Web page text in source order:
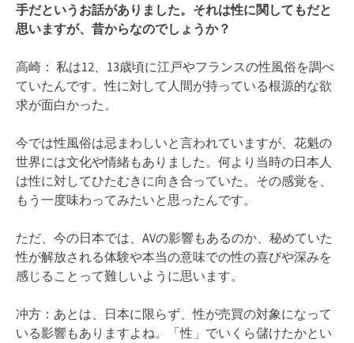
手だというお話がありました。それは性に関してもだと
思いますが、昔からなのでしょうか？
高崎： 私は12、13歳頃に江戸やフランスの性風俗を調べ
ていたんです。性に対して人間が持っている根源的な欲
求が面白かった。
今では性風俗は忌まわしいと言われていますが、花魁の
世界には文化や情緒もありました。何より当時の日本人
は性に対してひたむきに向き合っていた。その感覚を、
もう一度味わってみたいと思ったんです。
ただ、今の日本では、AVの影響もあるのか、秘めていた
性が解放される体験や本当の意味での性の喜びや深みを
感じることって難しいように思います。
冲方：あとは、日本に限らず、性が売買の対象になって
いる影響もありますよね。「性」でいくら儲けたかとい